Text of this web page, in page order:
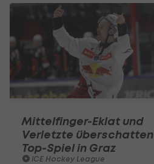
Mittelfinger-Eklat und
Verletzte überschatten
Top-Spiel in Graz
ICE Hockey League